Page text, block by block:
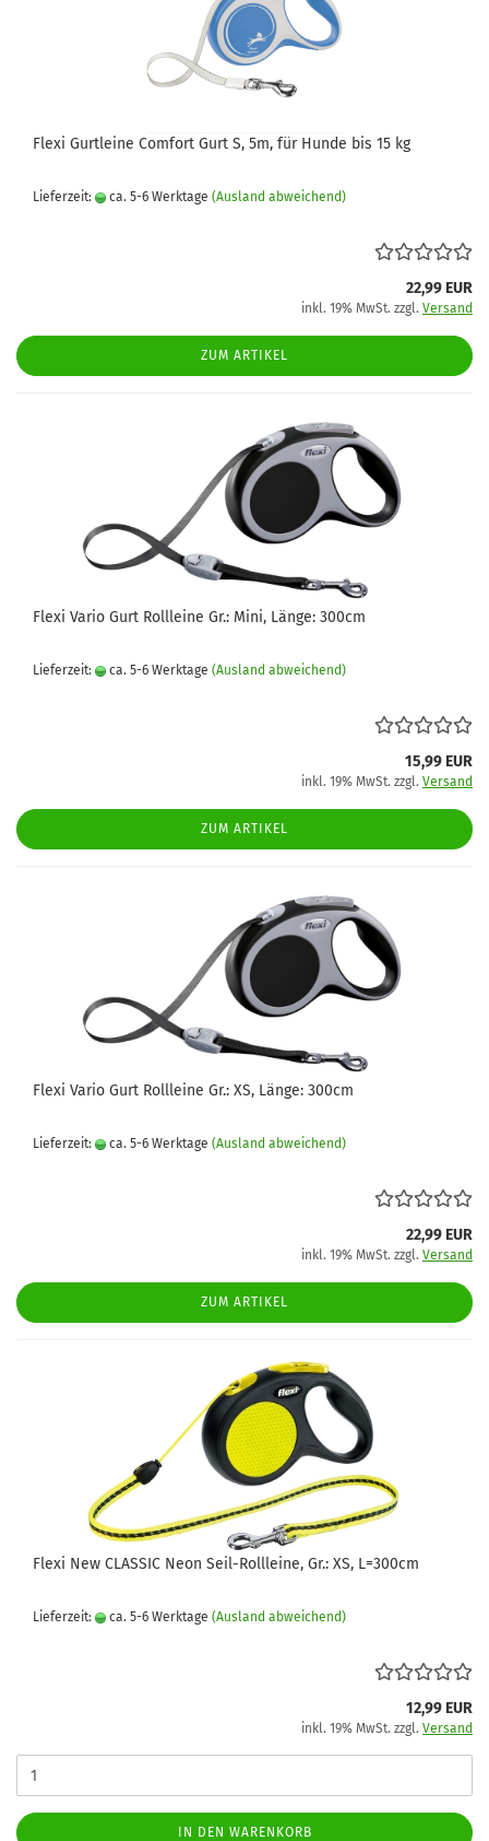
Flexi Gurtleine Comfort Gurt S, 5m, für Hunde bis 15 kg
Lieferzeit: ca. 5-6 Werktage (Ausland abweichend)
22,99 EUR
inkl. 19% MwSt. zzgl. Versand
ZUM ARTIKEL
Flexi Vario Gurt Rollleine Gr.: Mini, Länge: 300cm
Lieferzeit: ca. 5-6 Werktage (Ausland abweichend)
15,99 EUR
inkl. 19% MwSt. zzgl. Versand
ZUM ARTIKEL
Flexi Vario Gurt Rollleine Gr.: XS, Länge: 300cm
Lieferzeit: ca. 5-6 Werktage (Ausland abweichend)
22,99 EUR
inkl. 19% MwSt. zzgl. Versand
ZUM ARTIKEL
Flexi New CLASSIC Neon Seil-Rollleine, Gr.: XS, L=300cm
Lieferzeit: ca. 5-6 Werktage (Ausland abweichend)
12,99 EUR
inkl. 19% MwSt. zzgl. Versand
IN DEN WARENKORB